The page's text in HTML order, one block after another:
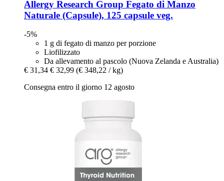
Allergy Research Group Fegato di Manzo
Naturale (Capsule), 125 capsule veg.
-5%
1 g di fegato di manzo per porzione
Liofilizzato
Da allevamento al pascolo (Nuova Zelanda e Australia)
€ 31,34 € 32,99 (€ 348,22 / kg)
Consegna entro il giorno 12 agosto